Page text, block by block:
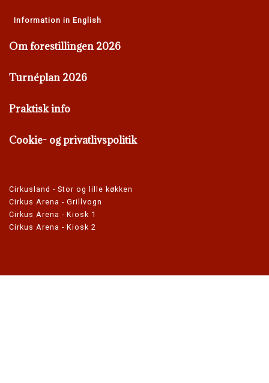
Information in English
Om forestillingen 2026
Turnéplan 2026
Praktisk info
Cookie- og privatlivspolitik
Cirkusland - Stor og lille køkken
Cirkus Arena - Grillvogn
Cirkus Arena - Kiosk 1
Cirkus Arena - Kiosk 2